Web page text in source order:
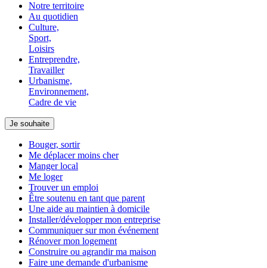
Notre territoire
Au quotidien
Culture,
Sport,
Loisirs
Entreprendre,
Travailler
Urbanisme,
Environnement,
Cadre de vie
Je souhaite
Bouger, sortir
Me déplacer moins cher
Manger local
Me loger
Trouver un emploi
Être soutenu en tant que parent
Une aide au maintien à domicile
Installer/développer mon entreprise
Communiquer sur mon événement
Rénover mon logement
Construire ou agrandir ma maison
Faire une demande d'urbanisme